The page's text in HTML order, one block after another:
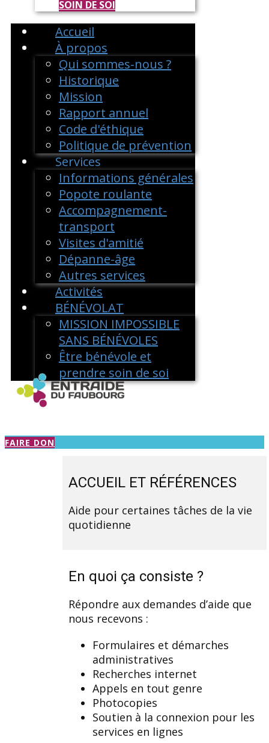
SOIN DE SOI
Accueil
À propos
Qui sommes-nous ?
Historique
Mission
Rapport annuel
Code d'éthique
Politique de prévention
Services
Informations générales
Popote roulante
Accompagnement-
transport
Visites d'amitié
Dépanne-âge
Autres services
Activités
BÉNÉVOLAT
MISSION IMPOSSIBLE
SANS BÉNÉVOLES
Être bénévole et
prendre soin de soi
FAIRE DON
ACCUEIL ET RÉFÉRENCES
Aide pour certaines tâches de la vie
quotidienne
En quoi ça consiste ?
Répondre aux demandes d’aide que
nous recevons :
Formulaires et démarches
administratives
Recherches internet
Appels en tout genre
Photocopies
Soutien à la connexion pour les
services en lignes